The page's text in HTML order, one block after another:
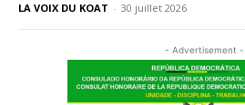
LA VOIX DU KOAT - 30 juillet 2026
- Advertisement -